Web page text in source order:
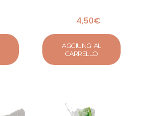
4,50€
AGGIUNGI AL
CARRELLO